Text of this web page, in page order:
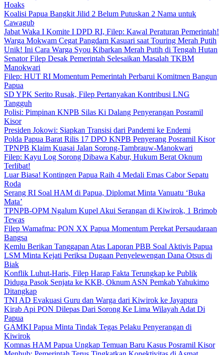
Hoaks
Koalisi Papua Bangkit Jilid 2 Belum Putuskan 2 Nama untuk
Cawagub
Jabat Waka I Komite I DPD RI, Filep: Kawal Peraturan Pemerintah!
Warga Mokwam Cegat Pangdam Kasuari saat Touring Merah Putih
Unik! Ini Cara Warga Syou Kibarkan Merah Putih di Tengah Hutan
Senator Filep Desak Pemerintah Selesaikan Masalah TKBM
Manokwari
Filep: HUT RI Momentum Pemerintah Perbarui Komitmen Bangun
Papua
SD YPK Serito Rusak, Filep Pertanyakan Kontribusi LNG
Tangguh
Polisi: Pimpinan KNPB Silas Ki Dalang Penyerangan Posramil
Kisor
Presiden Jokowi: Siapkan Transisi dari Pandemi ke Endemi
Polda Papua Barat Rilis 17 DPO KNPB Penyerang Posramil Kisor
TPNPB Klaim Kuasai Jalan Sorong-Tambrauw-Manokwari
Filep: Kayu Log Sorong Dibawa Kabur, Hukum Berat Oknum
Terlibat!
Luar Biasa! Kontingen Papua Raih 4 Medali Emas Cabor Sepatu
Roda
Serang RI Soal HAM di Papua, Diplomat Minta Vanuatu ‘Buka
Mata’
TPNPB-OPM Ngalum Kupel Akui Serangan di Kiwirok, 1 Brimob
Tewas
Filep Wamafma: PON XX Papua Momentum Perekat Persaudaraan
Bangsa
Kemlu Berikan Tanggapan Atas Laporan PBB Soal Aktivis Papua
LSM Minta Kejati Periksa Dugaan Penyelewengan Dana Otsus di
Biak
Konflik Luhut-Haris, Filep Harap Fakta Terungkap ke Publik
Diduga Pasok Senjata ke KKB, Oknum ASN Pemkab Yahukimo
Ditangkap
TNI AD Evakuasi Guru dan Warga dari Kiwirok ke Jayapura
Kirab Api PON Dilepas Dari Sorong Ke Lima Wilayah Adat Di
Papua
GAMKI Papua Minta Tindak Tegas Pelaku Penyerangan di
Kiwirok
Komnas HAM Papua Ungkap Temuan Baru Kasus Posramil Kisor